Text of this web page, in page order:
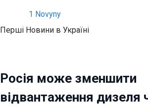
вмісту
1 Novyny
Перші Новини в Україні
Росія може зменшити
відвантаження дизеля